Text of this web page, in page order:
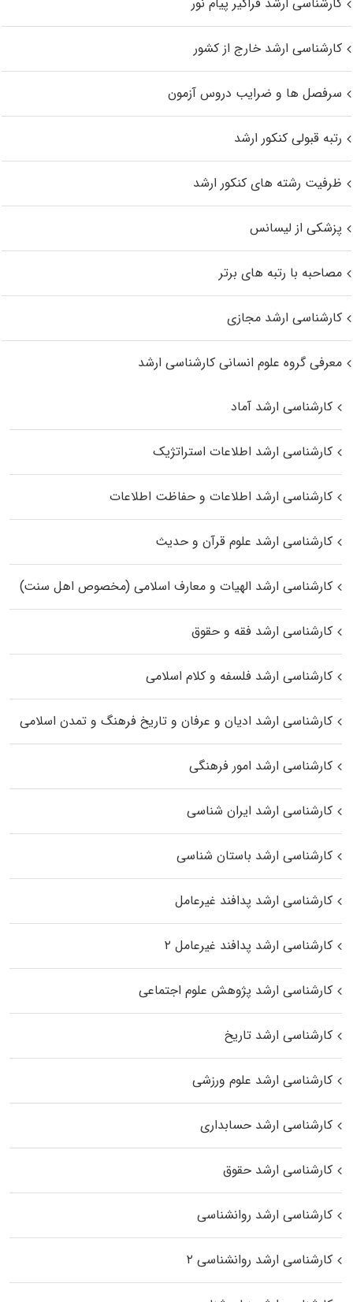
کارشناسی ارشد خارج از کشور
سرفصل ها و ضرایب دروس آزمون
رتبه قبولی کنکور ارشد
ظرفیت رشته های کنکور ارشد
پزشکی از لیسانس
مصاحبه با رتبه های برتر
کارشناسی ارشد مجازی
معرفی گروه علوم انسانی کارشناسی ارشد
کارشناسی ارشد آماد
کارشناسی ارشد اطلاعات استراتژیک
کارشناسی ارشد اطلاعات و حفاظت اطلاعات
کارشناسی ارشد علوم قرآن و حدیث
کارشناسی ارشد الهیات و معارف اسلامی (مخصوص اهل سنت)
کارشناسی ارشد فقه و حقوق
کارشناسی ارشد فلسفه و کلام اسلامی
کارشناسی ارشد ادیان و عرفان و تاریخ فرهنگ و تمدن اسلامی
کارشناسی ارشد امور فرهنگی
کارشناسی ارشد ایران شناسی
کارشناسی ارشد باستان شناسی
کارشناسی ارشد پدافند غیرعامل
کارشناسی ارشد پدافند غیرعامل ۲
کارشناسی ارشد پژوهش علوم اجتماعی
کارشناسی ارشد تاریخ
کارشناسی ارشد علوم ورزشی
کارشناسی ارشد حسابداری
کارشناسی ارشد حقوق
کارشناسی ارشد روانشناسی
کارشناسی ارشد روانشناسی ۲